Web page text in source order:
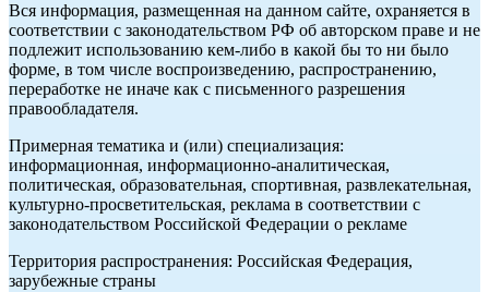
Вся информация, размещенная на данном сайте, охраняется в
соответствии с законодательством РФ об авторском праве и не
подлежит использованию кем-либо в какой бы то ни было
форме, в том числе воспроизведению, распространению,
переработке не иначе как с письменного разрешения
правообладателя.
Примерная тематика и (или) специализация:
информационная, информационно-аналитическая,
политическая, образовательная, спортивная, развлекательная,
культурно-просветительская, реклама в соответствии с
законодательством Российской Федерации о рекламе
Территория распространения: Российская Федерация,
зарубежные страны